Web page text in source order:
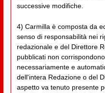
successive modifiche.
4) Carmilla è composta da
senso di responsabilità nei
redazionale e del Direttore
pubblicati non corrispondono
necessariamente e
dell'intera Redazione o del
aspetto va tenuto presente